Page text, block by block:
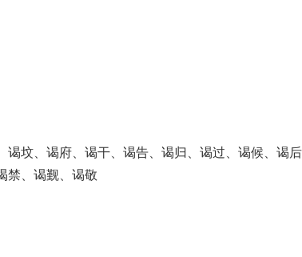
坟、谒府、谒干、谒告、谒归、谒过、谒候、谒
禁、谒觐、谒敬